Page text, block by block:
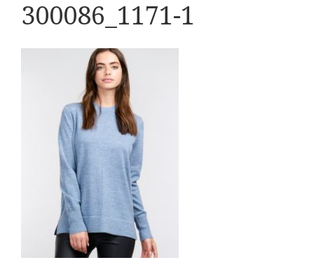
300086_1171-1